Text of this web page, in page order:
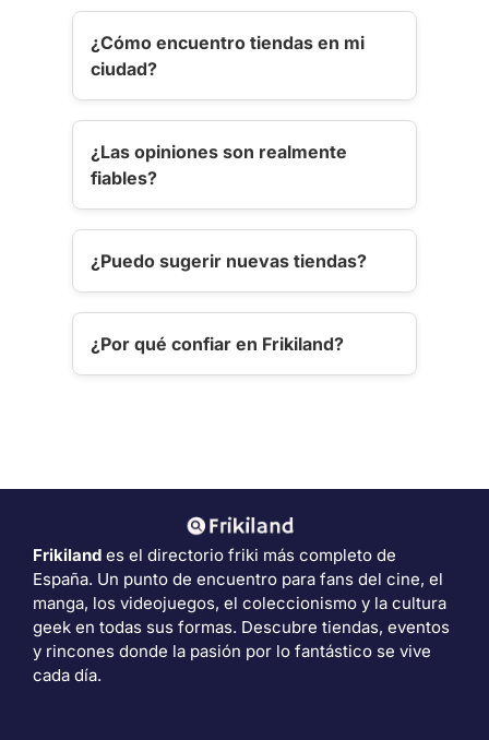
¿Cómo encuentro tiendas en mi
ciudad?
¿Las opiniones son realmente
fiables?
¿Puedo sugerir nuevas tiendas?
¿Por qué confiar en Frikiland?
Frikiland es el directorio friki más completo de
España. Un punto de encuentro para fans del cine, el
manga, los videojuegos, el coleccionismo y la cultura
geek en todas sus formas. Descubre tiendas, eventos
y rincones donde la pasión por lo fantástico se vive
cada día.